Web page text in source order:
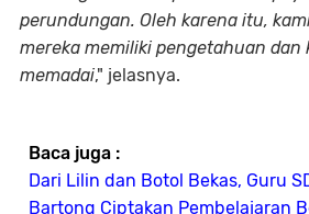
perundungan. Oleh karena itu,
mereka memiliki pengetahuan dan
memadai," jelasnya.
Baca juga :
Dari Lilin dan Botol Bekas, Guru
Bartong Ciptakan Pembelajaran